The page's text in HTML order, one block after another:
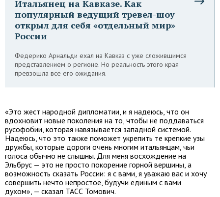
Итальянец на Кавказе. Как
популярный ведущий тревел-шоу
открыл для себя «отдельный мир»
России
Федерико Арнальди ехал на Кавказ с уже сложившимся
представлением о регионе. Но реальность этого края
превзошла все его ожидания.
«Это жест народной дипломатии, и я надеюсь, что он
вдохновит новые поколения на то, чтобы не поддаваться
русофобии, которая навязывается западной системой.
Надеюсь, что это также поможет укрепить те крепкие узы
дружбы, которые дороги очень многим итальянцам, чьи
голоса обычно не слышны. Для меня восхождение на
Эльбрус — это не просто покорение горной вершины, а
возможность сказать России: я с вами, я уважаю вас и хочу
совершить нечто непростое, будучи единым с вами
духом», — сказал ТАСС Томович.